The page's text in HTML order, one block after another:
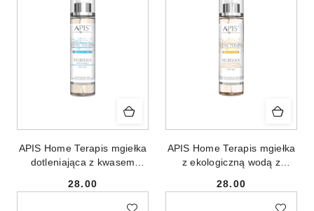
APIS Home Terapis mgiełka
dotleniająca z kwasem
Cena:
28.00
APIS Home Terapis mgiełka
z ekologiczną wodą z
komórkami macierzystymi
Cena:
28.00